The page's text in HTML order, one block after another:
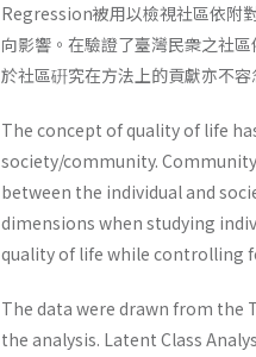
Regression被用以檢視社區依附
向影響。在驗證了臺灣民衆之社
於社區硏究在方法上的貢獻亦不容
The concept of quality of life
society/community.
between the individual and
dimensions when studying
quality of life while controlling
The data were drawn from the
the analysis. Latent Class